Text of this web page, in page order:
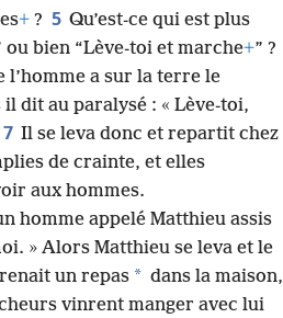
+ ? 5 Qu’est-ce qui est plus
bien “Lève-toi et marche+” ?
l’homme a sur la terre le
dit au paralysé : « Lève-toi,
7 Il se leva donc et repartit chez
de crainte, et elles
aux hommes.
homme appelé Matthieu assis
» Alors Matthieu se leva et le
un repas * dans la maison,
vinrent manger avec lui